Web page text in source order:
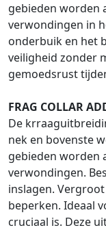
gebieden worden
verwondingen in
onderbuik en het
veiligheid zonder
gemoedsrust
FRAG COLLAR
De
nek en bovenste
gebieden worden
verwondingen.
inslagen.
beperken. Ideaal
cruciaal is. Deze